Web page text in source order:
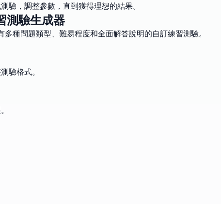
驗，調整參數，直到獲得理想的結果。
測驗生成器
種問題類型、難易程度和全面解答說明的自訂練習測驗。
驗格式。